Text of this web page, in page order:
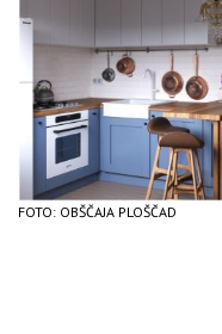
FOTO: OBŠČAJA PLOŠČAD